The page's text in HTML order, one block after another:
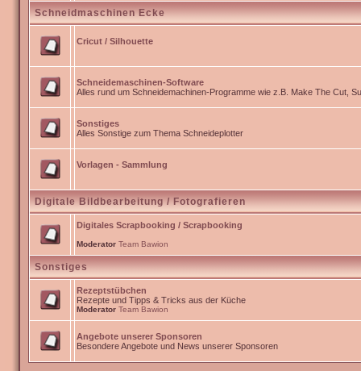
Schneidmaschinen Ecke
Cricut / Silhouette
Schneidemaschinen-Software
Alles rund um Schneidemachinen-Programme wie z.B. Make The Cut,
Sonstiges
Alles Sonstige zum Thema Schneideplotter
Vorlagen - Sammlung
Digitale Bildbearbeitung / Fotografieren
Digitales Scrapbooking / Scrapbooking
Moderator Team Bawion
Sonstiges
Rezeptstübchen
Rezepte und Tipps & Tricks aus der Küche
Moderator Team Bawion
Angebote unserer Sponsoren
Besondere Angebote und News unserer Sponsoren